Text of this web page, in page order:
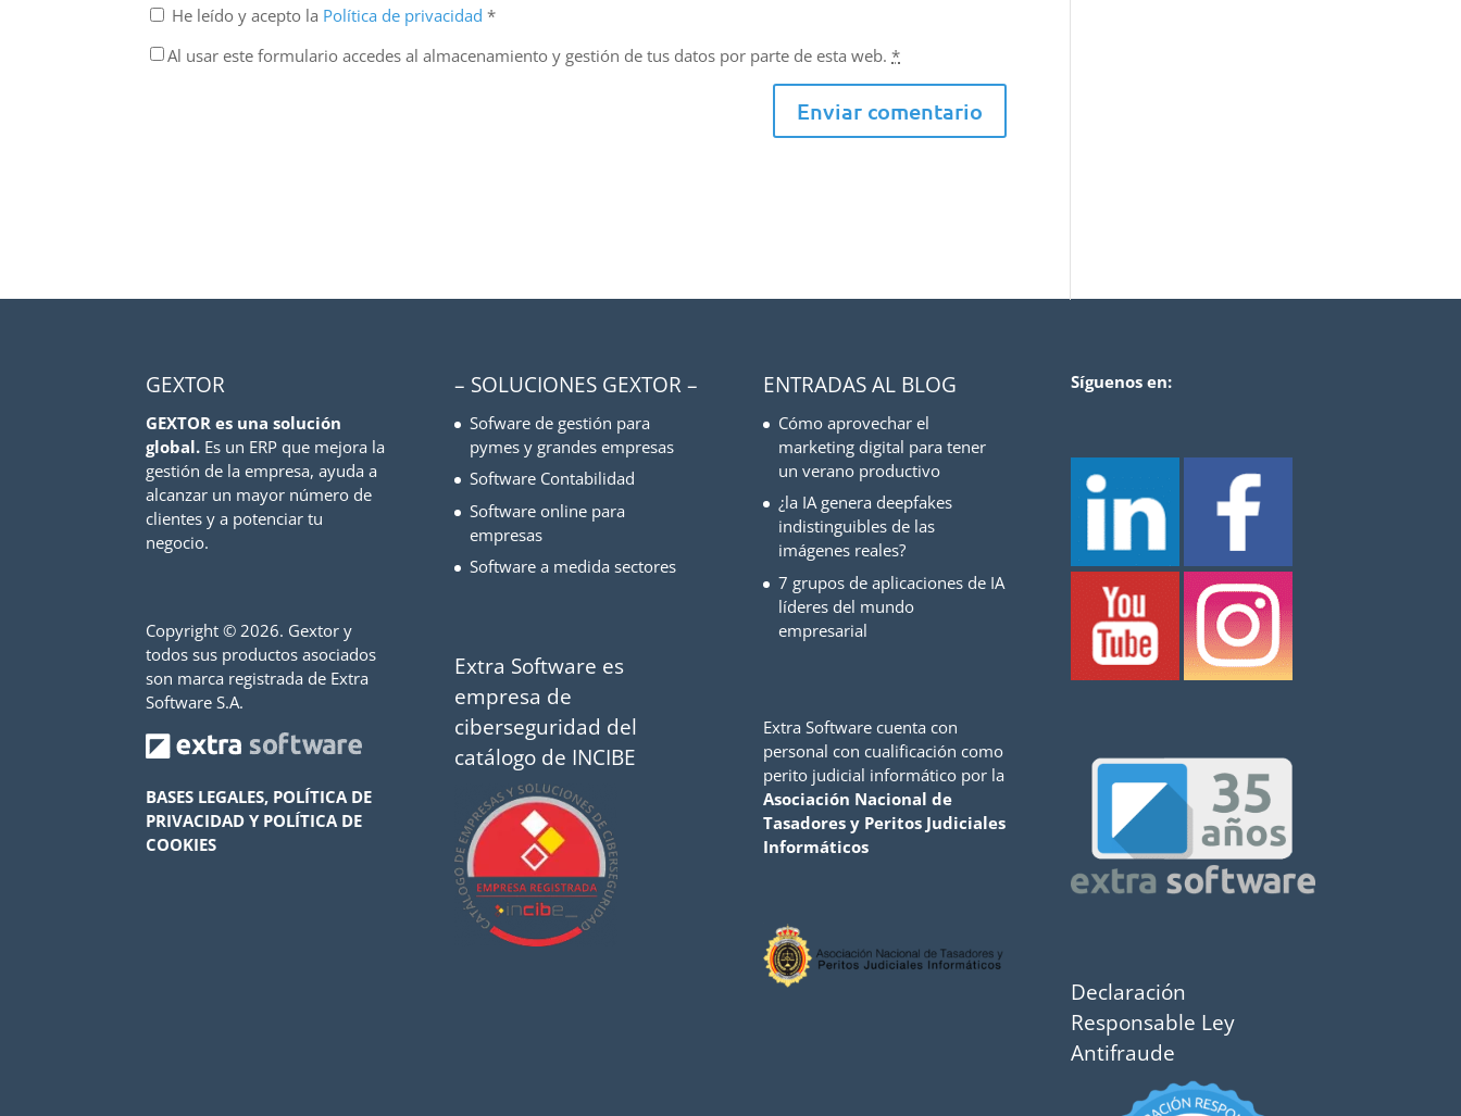
He leído y acepto la Política de privacidad*
Al usar este formulario accedes al almacenamiento y gestión de tus datos por parte de esta web.*
GEXTOR
GEXTOR es una solución
global. Es un ERP que mejora la
gestión de la empresa, ayuda a
alcanzar un mayor número de
clientes y a potenciar tu
negocio.
Copyright ©2026. Gextor y
todos sus productos asociados
son marca registrada de Extra
Software S.A.
BASES LEGALES, POLÍTICA DE
PRIVACIDAD Y POLÍTICA DE
COOKIES
– SOLUCIONES GEXTOR –
Sofware de gestión para
pymes y grandes empresas
Software Contabilidad
Software online para
empresas
Software a medida sectores
Extra Software es
empresa de
ciberseguridad del
catálogo de INCIBE
ENTRADAS AL BLOG
Cómo aprovechar el
marketing digital para tener
un verano productivo
¿la IA genera deepfakes
indistinguibles de las
imágenes reales?
7 grupos de aplicaciones de IA
líderes del mundo
empresarial
Extra Software cuenta con
personal con cualificación como
perito judicial informático por la
Asociación Nacional de
Tasadores y Peritos Judiciales
Informáticos
Síguenos en:
Declaración
Responsable Ley
Antifraude